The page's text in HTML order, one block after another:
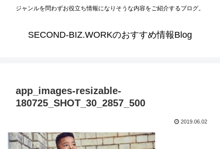
ジャンルを問わずお役立ち情報になりそうな内容をご紹介するブログ。
SECOND-BIZ.WORKのおすすめ情報Blog
app_images-resizable-
180725_SHOT_30_2857_500
2019.06.02